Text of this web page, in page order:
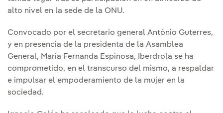
alto nivel en la sede de la ONU.
Convocado por el secretario general António Guterres,
y en presencia de la presidenta de la Asamblea
General, María Fernanda Espinosa, Iberdrola se ha
comprometido, en el transcurso del mismo, a respaldar
e impulsar el empoderamiento de la mujer en la
sociedad.